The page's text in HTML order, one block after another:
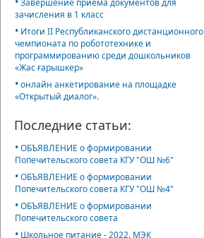
Завершение приема документов для
зачисления в 1 класс
• Итоги II Республиканского дистанционного
чемпионата по робототехнике и
программированию среди дошкольников
«Жас ғарышкер»
•онлайн анкетирование на площадке
«Открытый диалог».
Последние статьи:
•ОБЪЯВЛЕНИЕ о формировании
Попечительского совета КГУ "ОШ №6"
•ОБЪЯВЛЕНИЕ о формировании
Попечительского совета КГУ "ОШ №4"
•ОБЪЯВЛЕНИЕ о формировании
Попечительского совета
• Школьное питание - 2022. МЭК